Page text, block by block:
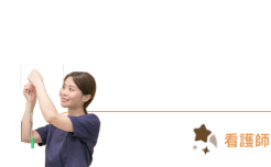
看護師